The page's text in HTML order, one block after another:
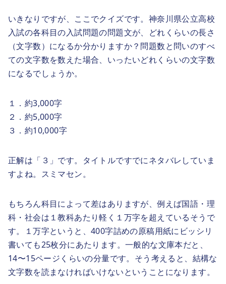
いきなりですが、ここでクイズです。神奈川県公立高校
入試の各科目の入試問題の問題文が、どれくらいの長さ
（文字数）になるか分かりますか？問題数と問いのすべ
ての文字数を数えた場合、いったいどれくらいの文字数
になるでしょうか。
１．約3,000字
２．約5,000字
３．約10,000字
正解は「３」です。タイトルですでにネタバレしていま
すよね。スミマセン。
もちろん科目によって差はありますが、例えば国語・理
科・社会は１教科あたり軽く１万字を超えているそうで
す。１万字というと、400字詰めの原稿用紙にビッシリ
書いても25枚分にあたります。一般的な文庫本だと、
14〜15ページくらいの分量です。そう考えると、結構な
文字数を読まなければいけないということになります。